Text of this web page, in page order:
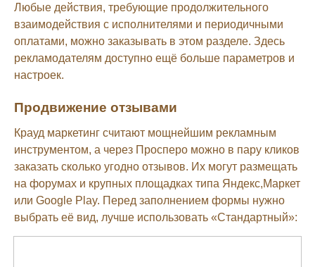
Любые действия, требующие продолжительного
взаимодействия с исполнителями и периодичными
оплатами, можно заказывать в этом разделе. Здесь
рекламодателям доступно ещё больше параметров и
настроек.
Продвижение отзывами
Крауд маркетинг считают мощнейшим рекламным
инструментом, а через Просперо можно в пару кликов
заказать сколько угодно отзывов. Их могут размещать
на форумах и крупных площадках типа Яндекс,Маркет
или Google Play. Перед заполнением формы нужно
выбрать её вид, лучше использовать «Стандартный»: